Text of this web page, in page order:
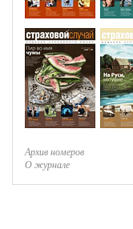
Архив номеров
О журнале